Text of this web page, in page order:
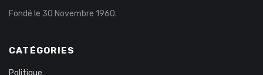
Fondé le 30 Novembre 1960.
CATÉGORIES